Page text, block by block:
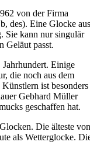
von der Firma
des). Eine Glocke aus
Sie kann nur singulär
Geläut passt.
Jahrhundert. Einige
die noch aus dem
ist besonders
Gebhard Müller
geschaffen hat.
Die älteste von
als Wetterglocke.